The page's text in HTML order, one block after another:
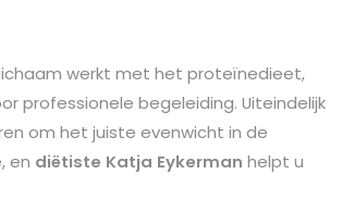
werkt met het proteïnedieet,
professionele begeleiding. Uiteindelijk
om het juiste evenwicht in de
en diëtiste Katja Eykerman helpt u